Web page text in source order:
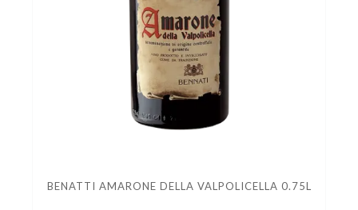
BENATTI AMARONE DELLA VALPOLICELLA 0.75L